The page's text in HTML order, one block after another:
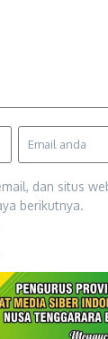
dan situs
berikutnya.